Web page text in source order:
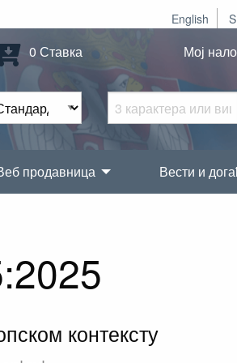
English
0 Ставка Мој
продавница Вести и
контексту